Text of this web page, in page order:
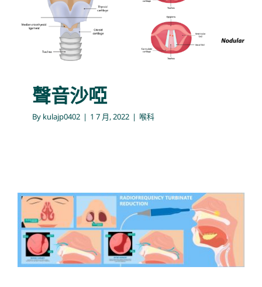
聲音沙啞
By kulajp0402 | 1 7 月, 2022 | 喉科
慢性肥厚性鼻炎與鼻瘜肉
鼻科